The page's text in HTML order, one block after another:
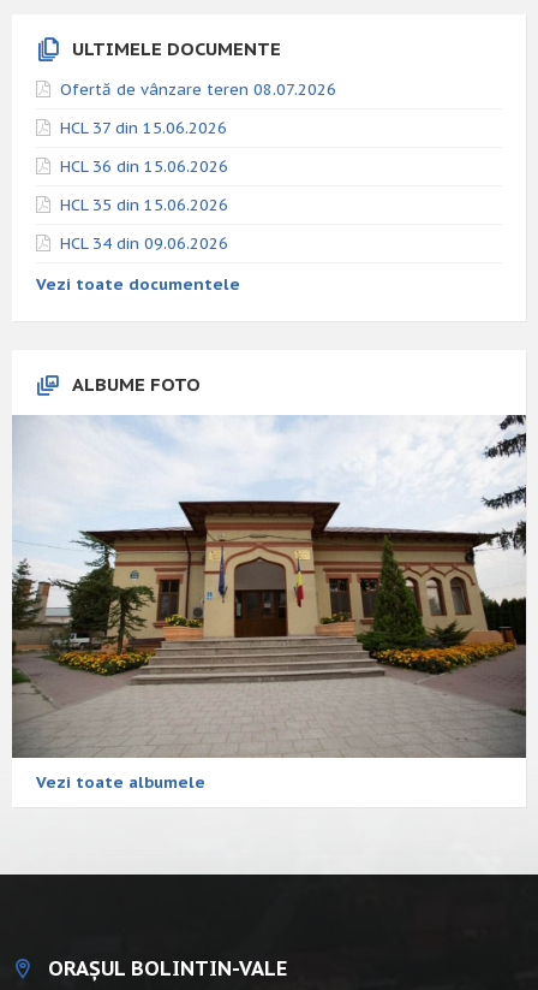
ULTIMELE DOCUMENTE
Ofertă de vânzare teren 08.07.2026
HCL 37 din 15.06.2026
HCL 36 din 15.06.2026
HCL 35 din 15.06.2026
HCL 34 din 09.06.2026
Vezi toate documentele
ALBUME FOTO
Vezi toate albumele
ORAȘUL BOLINTIN-VALE